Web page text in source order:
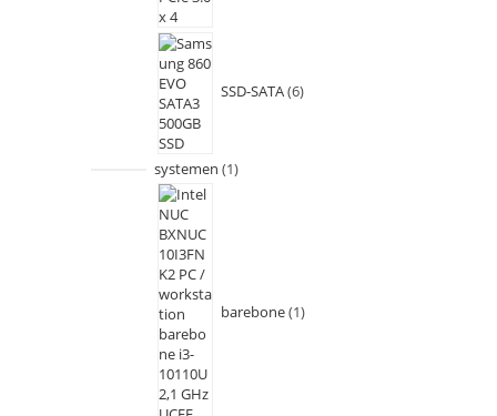
SSD-SATA 6
systemen 1
barebone 1